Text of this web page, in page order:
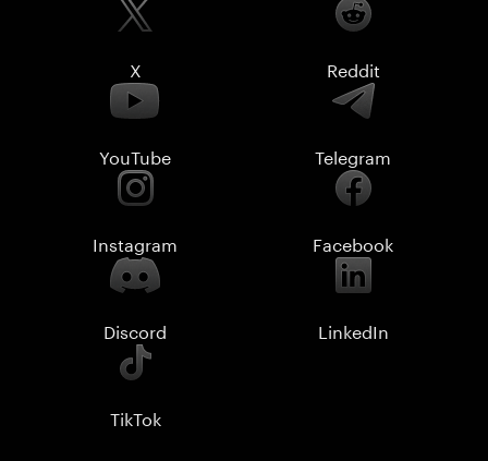
X Reddit
YouTube Telegram
Instagram Facebook
Discord LinkedIn
TikTok